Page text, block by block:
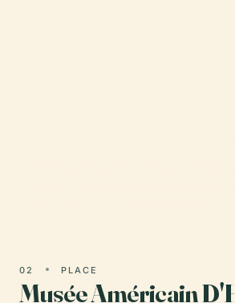
02 PLACE
Musée Américain